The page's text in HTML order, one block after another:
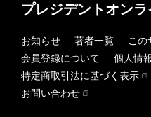
プレジデントオン
お知らせ 著者一覧
この
会員登録について
個人情
特定商取引法に基づく表示
お問い合わせ